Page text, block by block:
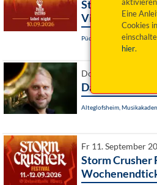
Eine
Cookies
hier.
Storm Crusher
Victims Label
Püchersreuth / OT Wurz,
Do 10. September
Da fliegt mir
Alteglofsheim,
Fr 11. September
Storm Crusher